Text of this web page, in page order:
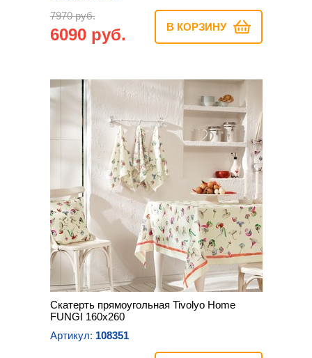
7970 руб.
6090 руб. В КОРЗИНУ
Скатерть прямоугольная Tivolyo Home
FUNGI 160х260
Артикул: 108351